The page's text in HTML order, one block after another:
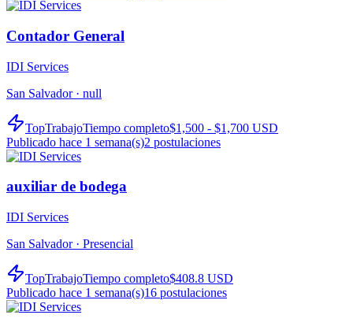
Contador General
IDI Services
San Salvador · null
TopTrabajoTiempo completo$1,500 - $1,700 USD
Publicado hace 1 semana(s)2 postulaciones
auxiliar de bodega
IDI Services
San Salvador · Presencial
TopTrabajoTiempo completo$408.8 USD
Publicado hace 1 semana(s)16 postulaciones